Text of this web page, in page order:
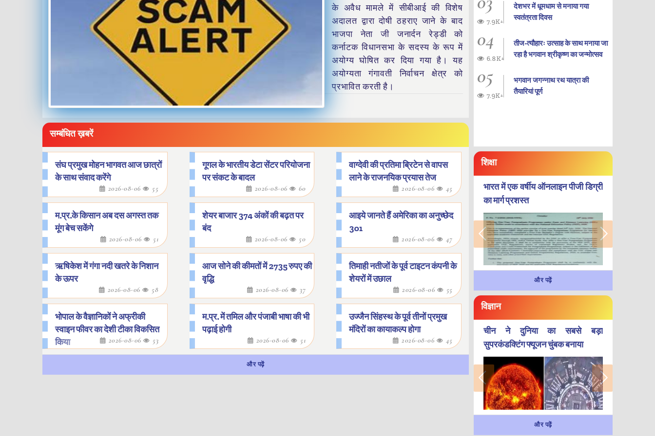
के अवैध मामले में सीबीआई की विशेष
अदालत द्वारा दोषी ठहराए जाने के बाद
भाजपा नेता जी जनार्दन रेड्डी को
कर्नाटक विधानसभा के सदस्य के रूप में
अयोग्य घोषित कर दिया गया है। यह
अयोग्यता गंगावती निर्वाचन क्षेत्र को
प्रभावित करती है।
सम्बंधित ख़बरें
संघ प्रमुख मोहन भागवत आज छात्रों
के साथ संवाद करेंगे
2026-08-06 55
गूगल के भारतीय डेटा सेंटर परियोजना
पर संकट के बादल
2026-08-06 60
वाग्देवी की प्रतिमा ब्रिटेन से वापस
लाने के राजनयिक प्रयास तेज
2026-08-06 45
म.प्र.के किसान अब दस अगस्त तक
मूंग बेच सकेंगे
2026-08-06 51
शेयर बाजार 374 अंकों की बढ़त पर
बंद
2026-08-06 50
आइये जानते हैं अमेरिका का अनुच्छेद
301
2026-08-06 47
ऋषिकेश में गंगा नदी खतरे के निशान
के ऊपर
2026-08-06 58
आज सोने की कीमतों में 2735 रुपए की
वृद्धि
2026-08-06 37
तिमाही नतीजों के पूर्व टाइटन कंपनी के
शेयरों में उछाल
2026-08-06 55
भोपाल के वैज्ञानिकों ने अफ्रीकी
स्वाइन फीवर का देशी टीका विकसित
किया
2026-08-06 53
म.प्र. में तमिल और पंजाबी भाषा की भी
पढ़ाई होगी
2026-08-06 51
उज्जैन सिंहस्थ के पूर्व तीनों प्रमुख
मंदिरों का कायाकल्प होगा
2026-08-06 45
और पढ़ें
देशभर में धूमधाम से मनाया गया
स्वतंत्रता दिवस
7.9K+
04
तीज-त्यौहारः उत्साह के साथ मनाया जा
रहा है भगवान श्रीकृष्ण का जन्‍मोत्‍सव
6.8K+
05
भगवान जगन्नाथ रथ यात्रा की
तैयारियां पूर्ण
7.9K+
शिक्षा
भारत में एक वर्षीय ऑनलाइन पीजी डिग्री
का मार्ग प्रशस्त
और पढ़ें
विज्ञान
चीन ने दुनिया का सबसे बड़ा
सुपरकंडक्टिंग फ्यूजन चुंबक बनाया
और पढ़ें